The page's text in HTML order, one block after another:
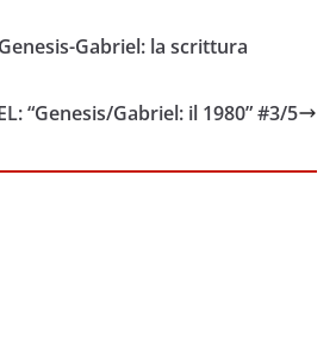
Gabriel: la scrittura
“Genesis/Gabriel: il 1980” #3/5